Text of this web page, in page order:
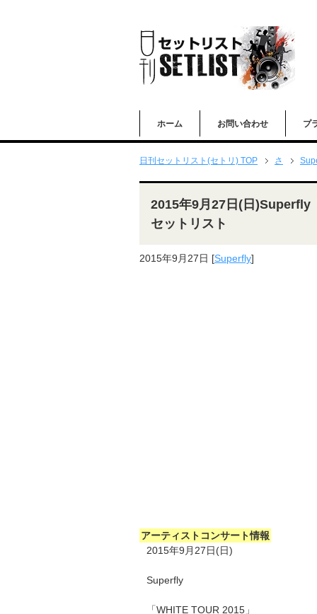
ホーム お問い合わせ プ
日刊セットリスト(セトリ) TOP さ
2015年9月27日(日)Superfly
セットリスト
2015年9月27日 [Superfly]
アーティストコンサート情報
2015年9月27日(日)
Superfly
「WHITE TOUR 2015」